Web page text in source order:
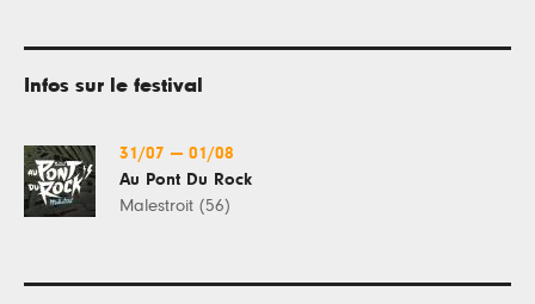
Infos sur le festival
31/07 — 01/08
Au Pont Du Rock
Malestroit (56)